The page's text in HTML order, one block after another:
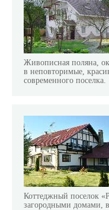
Живописная поляна,
в неповторимые,
современного поселка.
Коттеджный поселок
загородными домами,